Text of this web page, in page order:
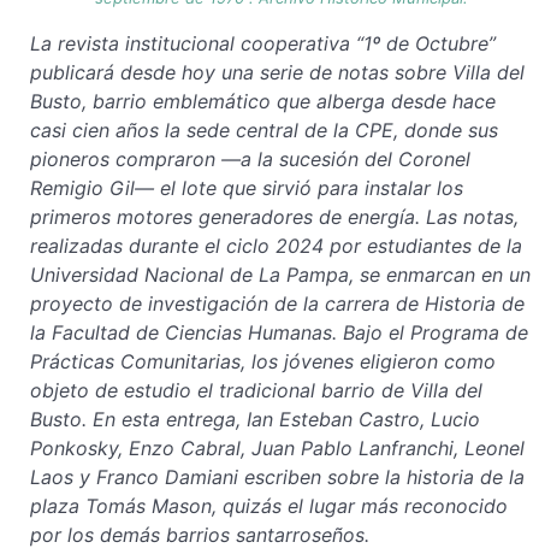
La revista institucional cooperativa “1º de Octubre”
publicará desde hoy una serie de notas sobre Villa del
Busto, barrio emblemático que alberga desde hace
casi cien años la sede central de la CPE, donde sus
pioneros compraron —a la sucesión del Coronel
Remigio Gil— el lote que sirvió para instalar los
primeros motores generadores de energía. Las notas,
realizadas durante el ciclo 2024 por estudiantes de la
Universidad Nacional de La Pampa, se enmarcan en un
proyecto de investigación de la carrera de Historia de
la Facultad de Ciencias Humanas. Bajo el Programa de
Prácticas Comunitarias, los jóvenes eligieron como
objeto de estudio el tradicional barrio de Villa del
Busto. En esta entrega, Ian Esteban Castro, Lucio
Ponkosky, Enzo Cabral, Juan Pablo Lanfranchi, Leonel
Laos y Franco Damiani escriben sobre la historia de la
plaza Tomás Mason, quizás el lugar más reconocido
por los demás barrios santarroseños.